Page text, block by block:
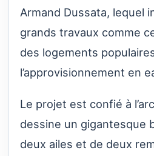
Armand Dussata, lequel
grands travaux comme
des logements
l’approvisionnement en
Le projet est confié à
dessine un gigantesque
deux ailes et de deux